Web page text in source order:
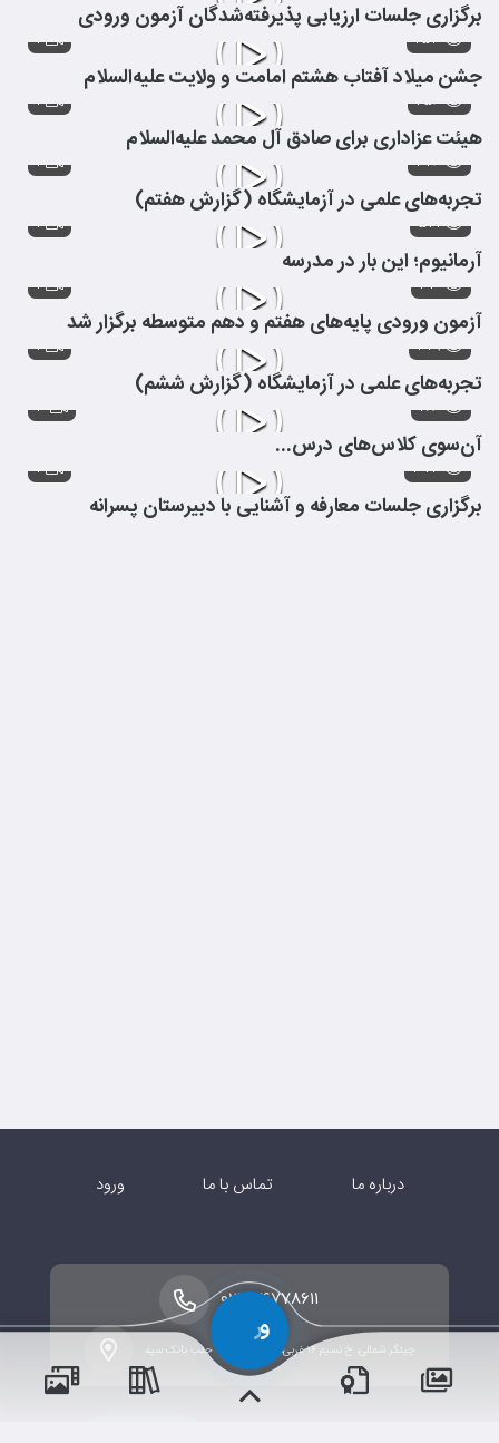
برگزاری جلسات ارزیابی پذیرفته‌شدگان آزمون ورودی
۲۵۳ ۱
جشن میلاد آفتاب هشتم امامت و ولایت علیه‌السلام
۴۵۶ ۱
هیئت عزاداری برای صادق آل محمد علیه‌السلام
۳۴۶ ۱
تجربه‌های علمی در آزمایشگاه (گزارش هفتم)
۵۲۱ ۱
آرمانیوم؛ این بار در مدرسه
۳۱۰ ۱
آزمون ورودی پایه‌های هفتم و دهم متوسطه برگزار شد
۲۷۹ ۱
تجربه‌های علمی در آزمایشگاه (گزارش ششم)
۴۸۰ ۳
آن‌سوی کلاس‌های درس...
۳۷۳ ۱
برگزاری جلسات معارفه و آشنایی با دبیرستان پسرانه
درباره ما تماس با ما ورود
چیتگر شمالی، خ نسیم ۱۶ غربی، بلوار امام رضا، جنب بانک سپه
۰۲۱-۴۴۷۷۸۶۱۱